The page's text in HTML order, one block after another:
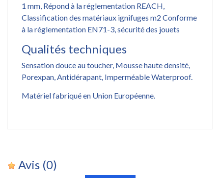
1 mm, Répond à la réglementation REACH,
Classification des matériaux ignifuges m2 Conforme
à la réglementation EN71-3, sécurité des jouets
Qualités techniques
Sensation douce au toucher, Mousse haute densité,
Porexpan, Antidérapant, Imperméable Waterproof.
Matériel fabriqué en Union Européenne.
Avis (0)